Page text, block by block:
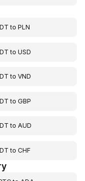
toPLN
toUSD
toVND
toGBP
toAUD
toCHF